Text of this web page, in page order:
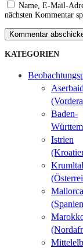
Name, E-Mail-
nächsten Kommentar
Kommentar
KATEGORIEN
Baden-
Istrien
Krumltal
Mallorca